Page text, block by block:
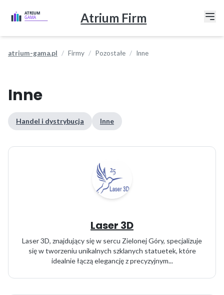
Atrium Firm
atrium-gama.pl Firmy Pozostałe Inne
Inne
Handel i dystrybucja Inne
Laser 3D
Laser 3D, znajdujący się w sercu Zielonej Góry, specjalizuje
się w tworzeniu unikalnych szklanych statuetek, które
idealnie łączą elegancję z precyzyjnym...